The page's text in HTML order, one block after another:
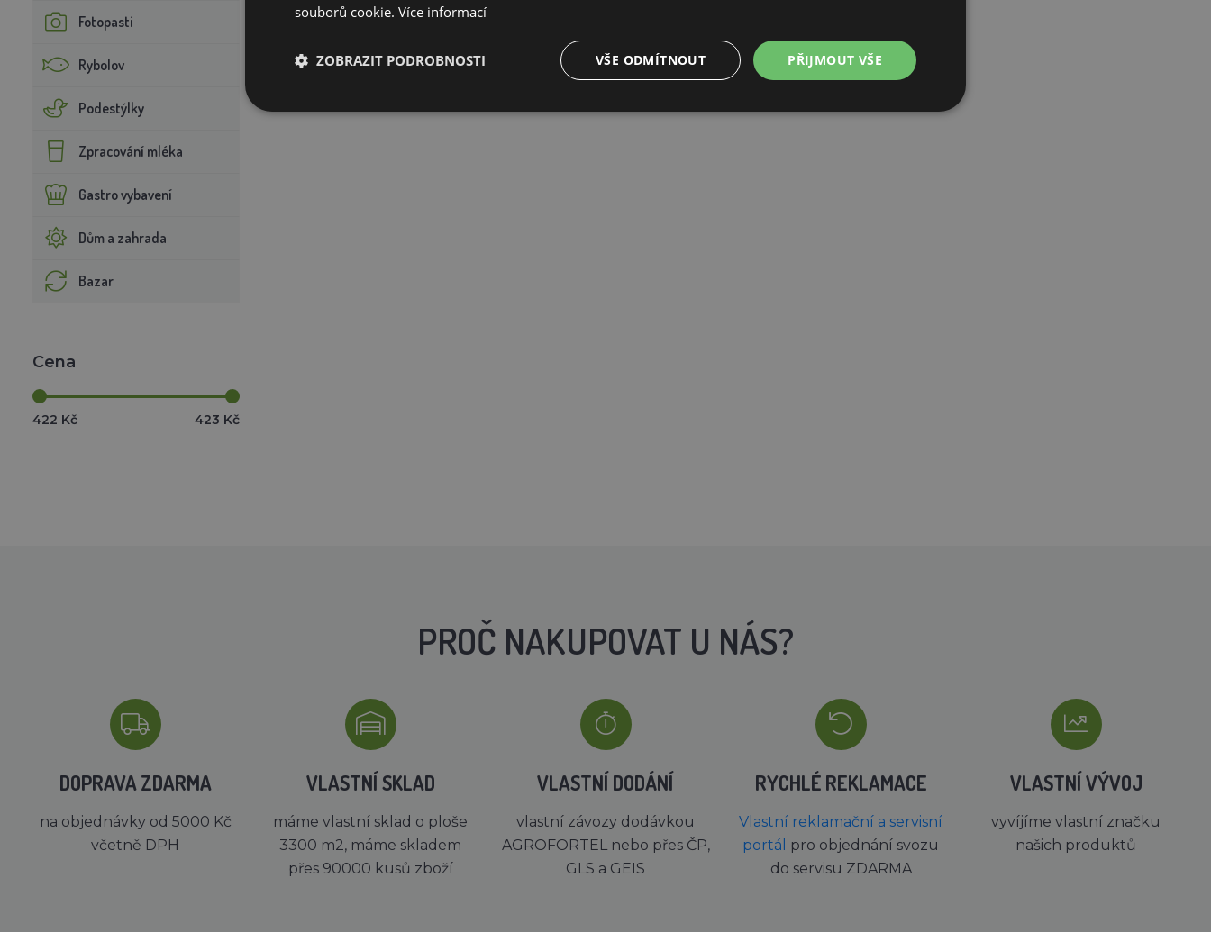
Fotopasti
Rybolov
Podestýlky
Zpracování mléka
Gastro vybavení
Dům a zahrada
Bazar
Cena
422 Kč 423 Kč
PROČ NAKUPOVAT U NÁS?
DOPRAVA ZDARMA
na objednávky od 5000 Kč
včetně DPH
VLASTNÍ SKLAD
máme vlastní sklad o ploše
3300 m2, máme skladem
přes 90000 kusů zboží
VLASTNÍ DODÁNÍ
vlastní závozy dodávkou
AGROFORTEL nebo přes ČP,
GLS a GEIS
RYCHLÉ REKLAMACE
Vlastní reklamační a servisní
portál pro objednání svozu
do servisu ZDARMA
VLASTNÍ VÝVOJ
vyvíjíme vlastní značku
našich produktů
souborů cookie. Více informací
PŘIJMOUT VŠE
VŠE ODMÍTNOUT
ZOBRAZIT PODROBNOSTI